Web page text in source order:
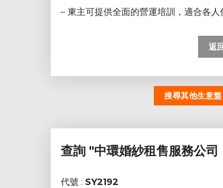
– 東主可提供全面的營運培訓，適合各人
返
搜尋其他生意盤
查詢 "中環婚紗租售服務公司
代號 : SY2192